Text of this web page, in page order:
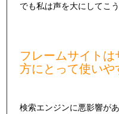
でも私は声を大にしてこ
フレームサイト
方にとって使いや
検索エンジンに悪影響が